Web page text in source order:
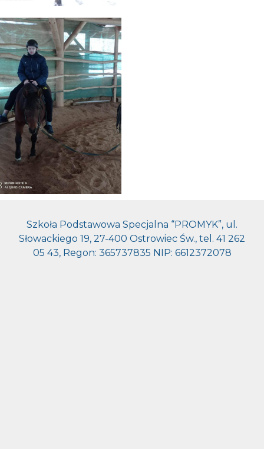
Szkoła Podstawowa Specjalna “PROMYK”, ul.
Słowackiego 19, 27-400 Ostrowiec Św., tel. 41 262
05 43, Regon: 365737835 NIP: 6612372078